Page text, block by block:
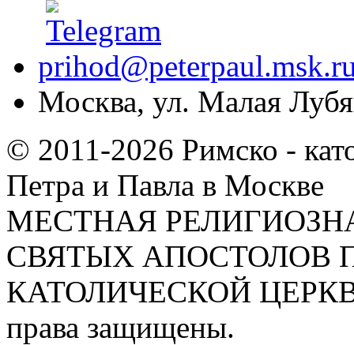
Москва, ул. Малая
© 2011-2026 Римско -
Петра и Павла в Москве
МЕСТНАЯ
СВЯТЫХ АПОСТОЛОВ
КАТОЛИЧЕСКОЙ
права защищены.